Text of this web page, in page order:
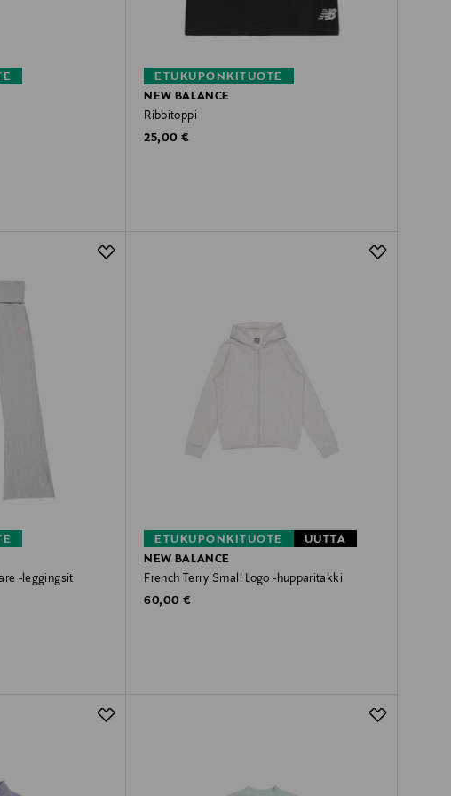
ETUKUPONKITUOTE
NEW BALANCE
Ribbitoppi
Original Price
25,00 €
-leggingsit
ETUKUPONKITUOTE
UUTTA
NEW BALANCE
French Terry Small Logo -hupparitakki
Original Price
60,00 €